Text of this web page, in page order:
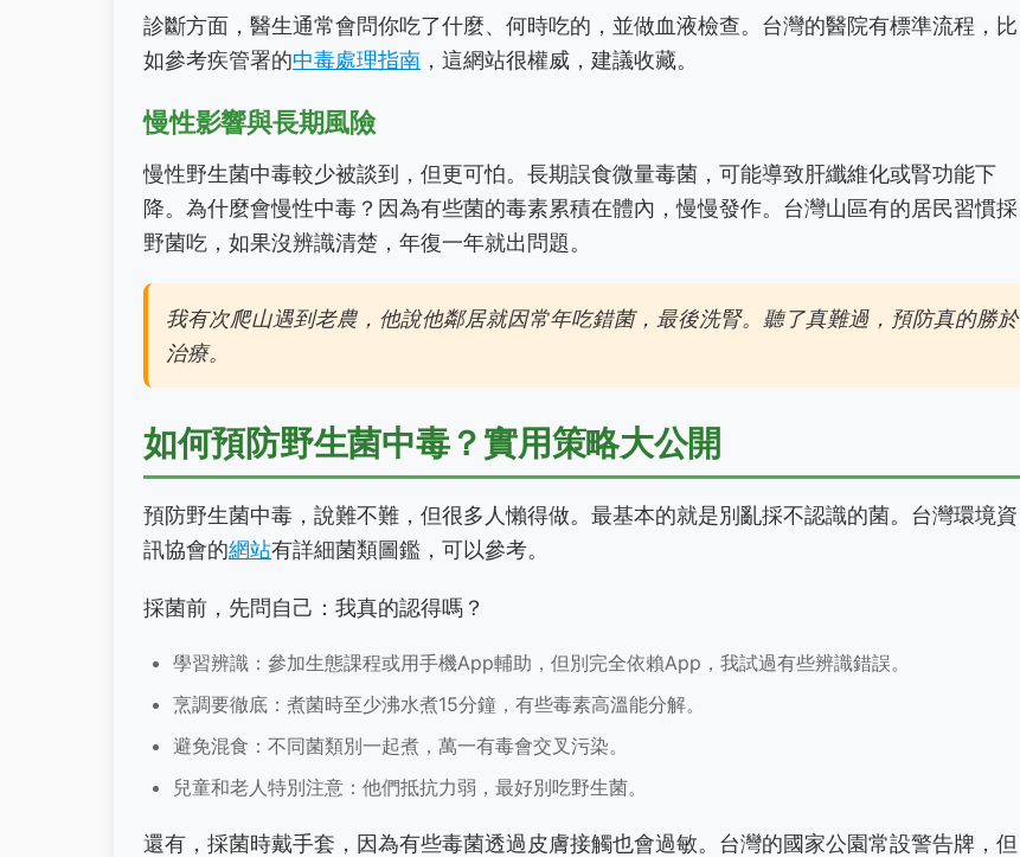
診斷方面，醫生通常會問你吃了什麼、何時吃的，並做血液檢查。台灣的醫院有標準流程，比
如參考疾管署的中毒處理指南 ，這網站很權威，建議收藏。
慢性影響與長期風險
慢性野生菌中毒較少被談到，但更可怕。長期誤食微量毒菌，可能導致肝纖維化或腎功能下
降。為什麼會慢性中毒？因為有些菌的毒素累積在體內，慢慢發作。台灣山區有的居民習慣採
野菌吃，如果沒辨識清楚，年復一年就出問題。
我有次爬山遇到老農，他說他鄰居就因常年吃錯菌，最後洗腎。聽了真難過，預防真的勝於
治療。
如何預防野生菌中毒？實用策略大公開
預防野生菌中毒，說難不難，但很多人懶得做。最基本的就是別亂採不認識的菌。台灣環境資
訊協會的網站有詳細菌類圖鑑，可以參考。
採菌前，先問自己：我真的認得嗎？
學習辨識：參加生態課程或用手機App輔助，但別完全依賴App，我試過有些辨識錯誤。
烹調要徹底：煮菌時至少沸水煮15分鐘，有些毒素高溫能分解。
避免混食：不同菌類別一起煮，萬一有毒會交叉污染。
兒童和老人特別注意：他們抵抗力弱，最好別吃野生菌。
還有，採菌時戴手套，因為有些毒菌透過皮膚接觸也會過敏。台灣的國家公園常設警告牌，但